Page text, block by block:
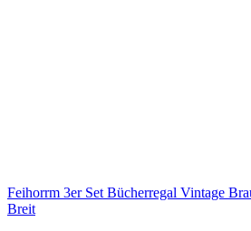
Feihorrm 3er Set Bücherregal Vintage
Breit